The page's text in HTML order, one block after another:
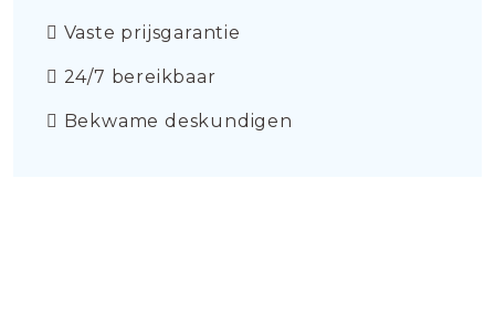
Vaste prijsgarantie
24/7 bereikbaar
Bekwame deskundigen